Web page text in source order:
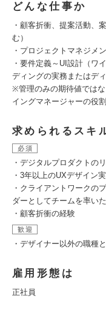
どんな仕事か
・顧客折衝、提案活動、
む）
・プロジェクトマネジメ
・要件定義～UI設計（ワ
ディングの実務またはデ
※管理のみの期待値では
イングマネージャーの役
求められるスキ
必須
・デジタルプロダクトの
・3年以上のUXデザイン
・クライアントワークの
ダーとしてチームを率い
・顧客折衝の経験
歓迎
・デザイナー以外の職種
雇用形態は
正社員